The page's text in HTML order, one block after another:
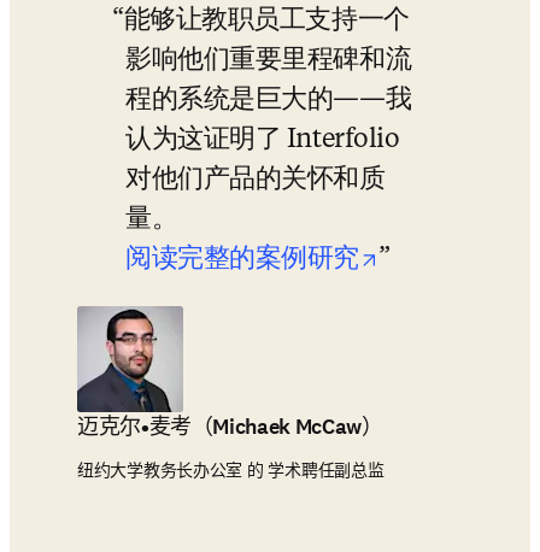
能够让教职员工支持一个
影响他们重要里程碑和流
程的系统是巨大的——我
认为这证明了 Interfolio
对他们产品的关怀和质
量。
阅读完整的案例研究
opens in
迈克尔•麦考（Michaek McCaw）
纽约大学教务长办公室 的 学术聘任副总监